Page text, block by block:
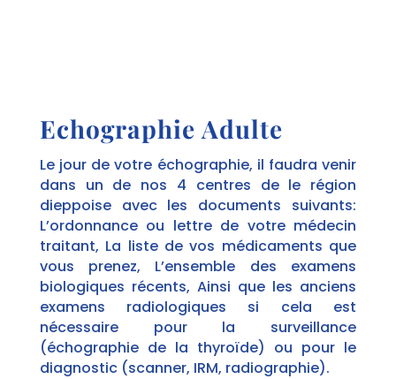
Echographie Adulte
Le jour de votre échographie, il faudra venir
dans un de nos 4 centres de le région
dieppoise avec les documents suivants:
L’ordonnance ou lettre de votre médecin
traitant, La liste de vos médicaments que
vous prenez, L’ensemble des examens
biologiques récents, Ainsi que les anciens
examens radiologiques si cela est
nécessaire pour la surveillance
(échographie de la thyroïde) ou pour le
diagnostic (scanner, IRM, radiographie).